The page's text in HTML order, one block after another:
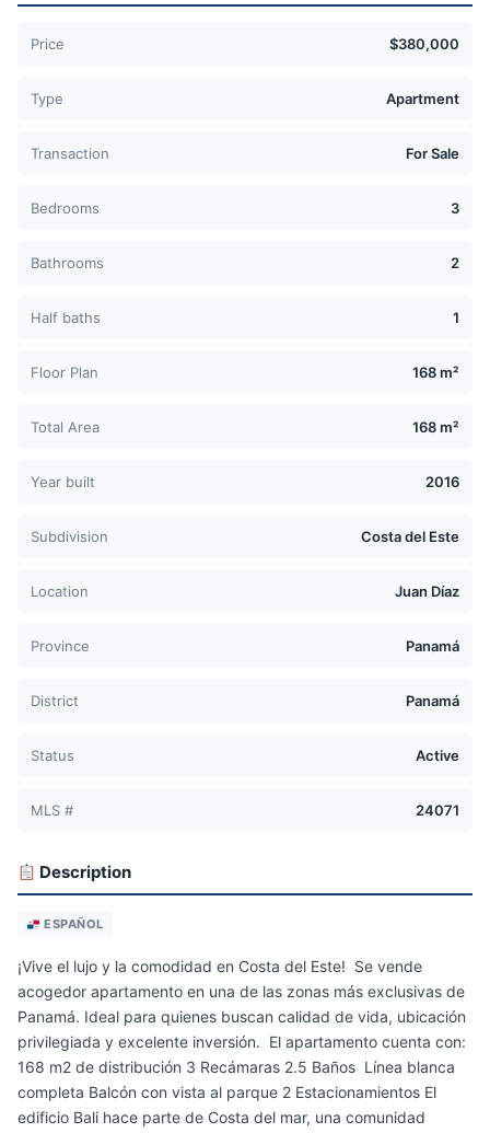
Price $380,000
Type Apartment
Transaction For Sale
Bedrooms 3
Bathrooms 2
Half baths 1
Floor Plan 168 m²
Total Area 168 m²
Year built 2016
Subdivision Costa del Este
Location Juan Díaz
Province Panamá
District Panamá
Status Active
MLS # 24071
Description
ESPAÑOL
¡Vive el lujo y la comodidad en Costa del Este! Se vende
acogedor apartamento en una de las zonas más exclusivas de
Panamá. Ideal para quienes buscan calidad de vida, ubicación
privilegiada y excelente inversión. El apartamento cuenta con:
168 m2 de distribución 3 Recámaras 2.5 Baños Línea blanca
completa Balcón con vista al parque 2 Estacionamientos El
edificio Bali hace parte de Costa del mar, una comunidad